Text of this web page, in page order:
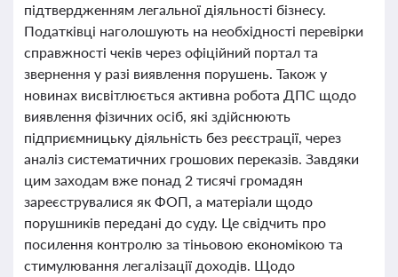
підтвердженням легальної діяльності бізнесу.
Податківці наголошують на необхідності перевірки
справжності чеків через офіційний портал та
звернення у разі виявлення порушень. Також у
новинах висвітлюється активна робота ДПС щодо
виявлення фізичних осіб, які здійснюють
підприємницьку діяльність без реєстрації, через
аналіз систематичних грошових переказів. Завдяки
цим заходам вже понад 2 тисячі громадян
зареєструвалися як ФОП, а матеріали щодо
порушників передані до суду. Це свідчить про
посилення контролю за тіньовою економікою та
стимулювання легалізації доходів. Щодо